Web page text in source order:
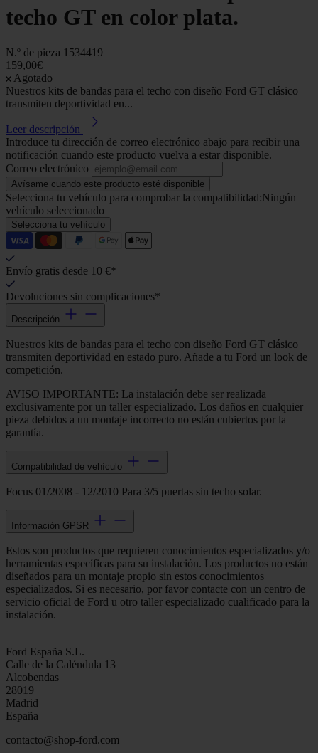
techo GT en color plata.
N.º de pieza 1534419
159,00€
Agotado
Nuestros kits de bandas para el techo con diseño Ford GT clásico
transmiten deportividad en...
Leer descripción
Introduce tu dirección de correo electrónico abajo para recibir una
notificación cuando este producto vuelva a estar disponible.
Correo electrónico
Avísame cuando este producto esté disponible
Selecciona tu vehículo para comprobar la compatibilidad:Ningún
vehículo seleccionado
Selecciona tu vehículo
Envío gratis desde 10 €*
Devoluciones sin complicaciones*
Descripción
Nuestros kits de bandas para el techo con diseño Ford GT clásico
transmiten deportividad en estado puro. Añade a tu Ford un look de
competición.
AVISO IMPORTANTE: La instalación debe ser realizada
exclusivamente por un taller especializado. Los daños en cualquier
pieza debidos a un montaje incorrecto no están cubiertos por la
garantía.
Compatibilidad de vehículo
Focus 01/2008 - 12/2010 Para 3/5 puertas sin techo solar.
Información GPSR
Estos son productos que requieren conocimientos especializados y/o
herramientas específicas para su instalación. Los productos no están
diseñados para un montaje propio sin estos conocimientos
especializados. Si es necesario, por favor contacte con un centro de
servicio oficial de Ford u otro taller especializado cualificado para la
instalación.
Ford España S.L.
Calle de la Caléndula 13
Alcobendas
28019
Madrid
España
contacto@shop-ford.com